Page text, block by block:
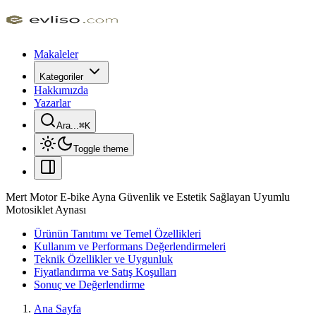
Makaleler
Kategoriler
Hakkımızda
Yazarlar
Ara...⌘K
Toggle theme
Mert Motor E-bike Ayna Güvenlik ve Estetik Sağlayan Uyumlu
Motosiklet Aynası
Ürünün Tanıtımı ve Temel Özellikleri
Kullanım ve Performans Değerlendirmeleri
Teknik Özellikler ve Uygunluk
Fiyatlandırma ve Satış Koşulları
Sonuç ve Değerlendirme
Ana Sayfa